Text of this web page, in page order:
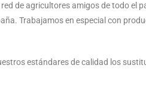
de agricultores amigos de todo el
Trabajamos en especial con
estándares de calidad los